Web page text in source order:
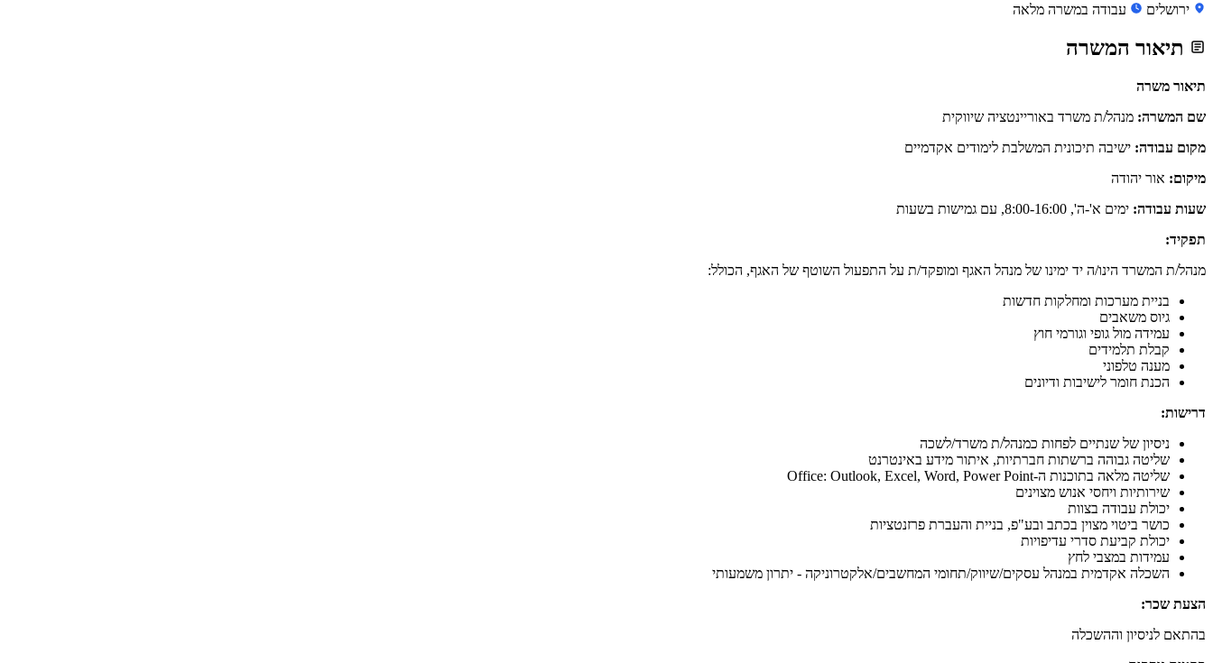
ירושלים עבודה במשרה מלאה
תיאור המשרה
תיאור משרה
שם המשרה: מנהל/ת משרד באוריינטציה שיווקית
מקום עבודה: ישיבה תיכונית המשלבת לימודים אקדמיים
מיקום: אור יהודה
שעות עבודה: ימים א'-ה', 8:00-16:00, עם גמישות בשעות
תפקיד:
מנהל/ת המשרד הינו/ה יד ימינו של מנהל האגף ומופקד/ת על התפעול השוטף של האגף, הכולל:
בניית מערכות ומחלקות חדשות
גיוס משאבים
עמידה מול גופי וגורמי חוץ
קבלת תלמידים
מענה טלפוני
הכנת חומר לישיבות ודיונים
דרישות:
ניסיון של שנתיים לפחות כמנהל/ת משרד/לשכה
שליטה גבוהה ברשתות חברתיות, איתור מידע באינטרנט
שליטה מלאה בתוכנות ה-Office: Outlook, Excel, Word, Power Point
שירותיות ויחסי אנוש מצוינים
יכולת עבודה בצוות
כושר ביטוי מצוין בכתב ובע"פ, בניית והעברת פרזנטציות
יכולת קביעת סדרי עדיפויות
עמידות במצבי לחץ
השכלה אקדמית במנהל עסקים/שיווק/תחומי המחשבים/אלקטרוניקה - יתרון משמעותי
הצעת שכר:
בהתאם לניסיון וההשכלה